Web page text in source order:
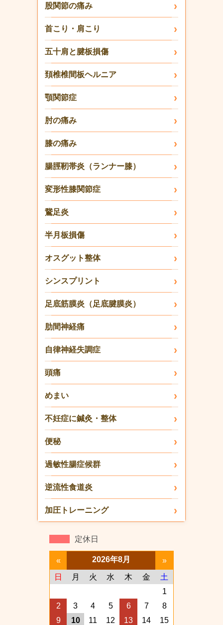
股関節の痛み
首こり・肩こり
五十肩と腱板損傷
頚椎椎間板ヘルニア
顎関節症
肘の痛み
膝の痛み
腸脛靭帯炎（ランナー膝）
変形性膝関節症
鵞足炎
半月板損傷
オスグット整体
シンスプリント
足底筋膜炎（足底腱膜炎）
肋間神経痛
自律神経失調症
頭痛
めまい
不妊症に鍼灸・整体
便秘
過敏性腸症候群
逆流性食道炎
加圧トレーニング
定休日
« 2026年8月
»
日
月 火 水 木 金
土
1
2
3 4 5 6 7
8
9
10 11 12 13 14
15